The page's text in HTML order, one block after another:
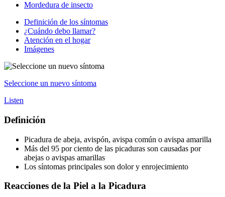
Mordedura de insecto
Definición de los síntomas
¿Cuándo debo llamar?
Atención en el hogar
Imágenes
Seleccione un nuevo síntoma
Listen
Definición
Picadura de abeja, avispón, avispa común o avispa amarilla
Más del 95 por ciento de las picaduras son causadas por
abejas o avispas amarillas
Los síntomas principales son dolor y enrojecimiento
Reacciones de la Piel a la Picadura